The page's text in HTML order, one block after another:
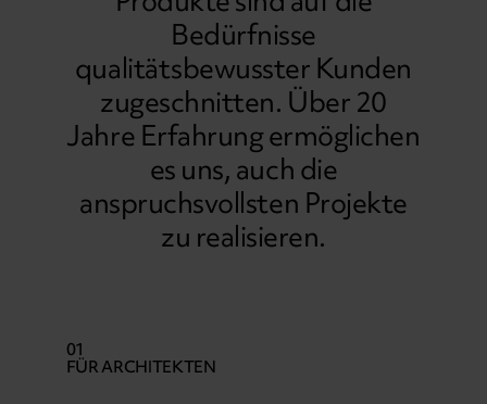
Bedürfnisse
qualitätsbewusster Kunden
zugeschnitten. Über 20
Jahre Erfahrung ermöglichen
es uns, auch die
anspruchsvollsten Projekte
zu realisieren.
01
FÜR ARCHITEKTEN